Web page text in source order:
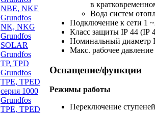
NBE, NKE
Grundfos
NK, NKG
Grundfos
SOLAR
Grundfos
TP, TPD
Grundfos
TPE, TPED
серия 1000
Grundfos
TPE, TPED
в
Вода систем
Подключение к сети 1
Класс защиты IP 44 (IP
Номинальный диаметр
Макс. рабочее давление
Оснащение/функции
Режимы работы
Переключение